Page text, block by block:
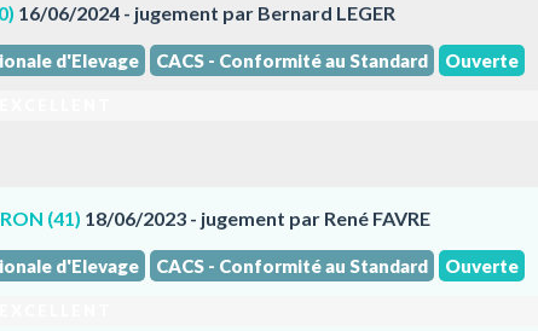
16/06/2024 - jugement par Bernard LEGER
d'Elevage CACS - Conformité au Standard Ouverte
(41) 18/06/2023 - jugement par René FAVRE
d'Elevage CACS - Conformité au Standard Ouverte